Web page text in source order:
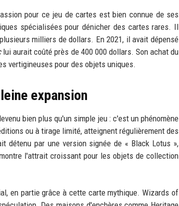
pour ce jeu de cartes est bien connue de ses
spécialisées pour dénicher des cartes rares. Il
milliers de dollars. En 2021, il avait dépensé
lui aurait coûté près de 400 000 dollars. Son achat du
vertigineuses pour des objets uniques.
expansion
bien plus qu'un simple jeu : c'est un phénomène
ou à tirage limité, atteignent régulièrement des
détenu par une version signée de « Black Lotus »,
l'attrait croissant pour les objets de collection
en partie grâce à cette carte mythique. Wizards of